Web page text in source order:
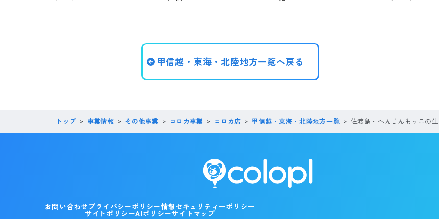
甲信越・東海・北陸地方一覧へ戻る
トップ 事業情報 その他事業 コロカ事業 コロカ店 甲信越・東海・北陸地方一覧 佐渡島・へんじんもっこの
お問い合わせ プライバシーポリシー情報セキュリティーポリシー
サイトポリシーAIポリシーサイトマップ